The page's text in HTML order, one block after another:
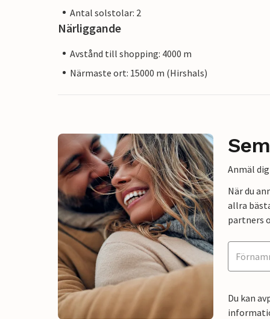
Antal solstolar: 2
Närliggande
Avstånd till shopping: 4000 m
Närmaste ort: 15000 m (Hirshals)
Anmäl
När du
allra
partners
Du kan